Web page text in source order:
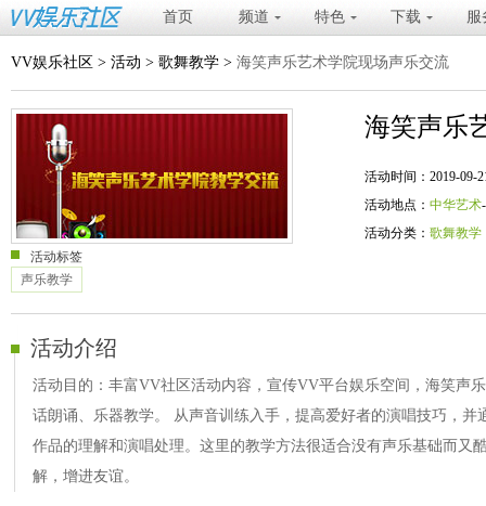
首页 频道 特色 下载 服
VV娱乐社区 > 活动 > 歌舞教学 > 海笑声乐艺术学院现场声乐交流
海笑声乐
活动时间：2019-09-
活动地点： 中华艺术
活动分类： 歌舞教学
活动标签
声乐教学
活动介绍
活动目的：丰富VV社区活动内容，宣传VV平台娱乐空间，海笑声
话朗诵、乐器教学。 从声音训练入手，提高爱好者的演唱技巧，并
作品的理解和演唱处理。这里的教学方法很适合没有声乐基础而又
解，增进友谊。